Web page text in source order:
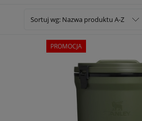
Sortuj wg: Nazwa produktu A-Z
PROMOCJA